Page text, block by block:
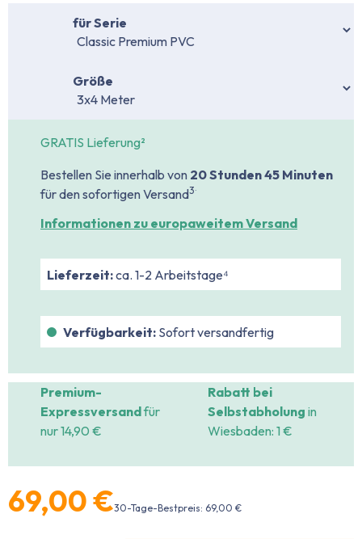
für Serie
Größe
GRATIS Lieferung²
Bestellen Sie innerhalb von 20 Stunden45 Minuten
für den sofortigen Versand3
Informationen zu europaweitem Versand
Lieferzeit:ca. 1-2 Arbeitstage⁴
Verfügbarkeit:Sofort versandfertig
Premium-
Expressversandfür
nur 14,90 €
Rabatt bei
Selbstabholung in
Wiesbaden: 1 €
69,00 €30-Tage-Bestpreis: 69,00 €